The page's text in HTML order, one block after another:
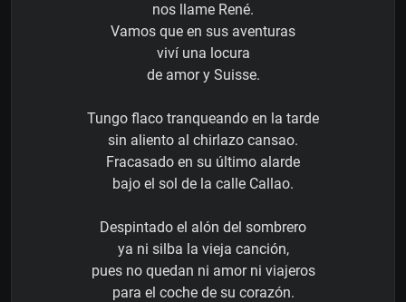
nos llame René.
Vamos que en sus aventuras
viví una locura
de amor y Suisse.
Tungo flaco tranqueando en la tarde
sin aliento al chirlazo cansao.
Fracasado en su último alarde
bajo el sol de la calle Callao.
Despintado el alón del sombrero
ya ni silba la vieja canción,
pues no quedan ni amor ni viajeros
para el coche de su corazón.